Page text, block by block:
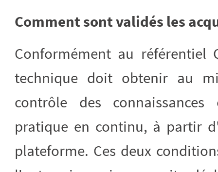
Comment sont validés les
Conformément au référentiel
technique doit obtenir au
contrôle des
pratique en continu, à partir
plateforme. Ces deux